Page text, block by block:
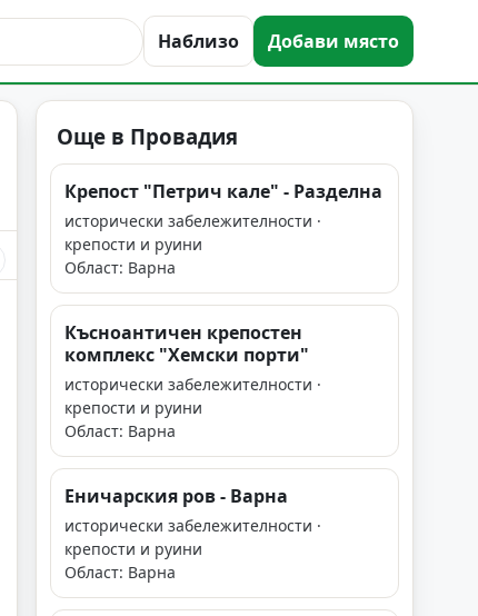
Наблизо Добави място
Още в Провадия
Крепост "Петрич кале" - Разделна
исторически забележителности ·
крепости и руини
Област: Варна
Късноантичен крепостен
комплекс "Хемски порти"
исторически забележителности ·
крепости и руини
Област: Варна
Еничарския ров - Варна
исторически забележителности ·
крепости и руини
Област: Варна